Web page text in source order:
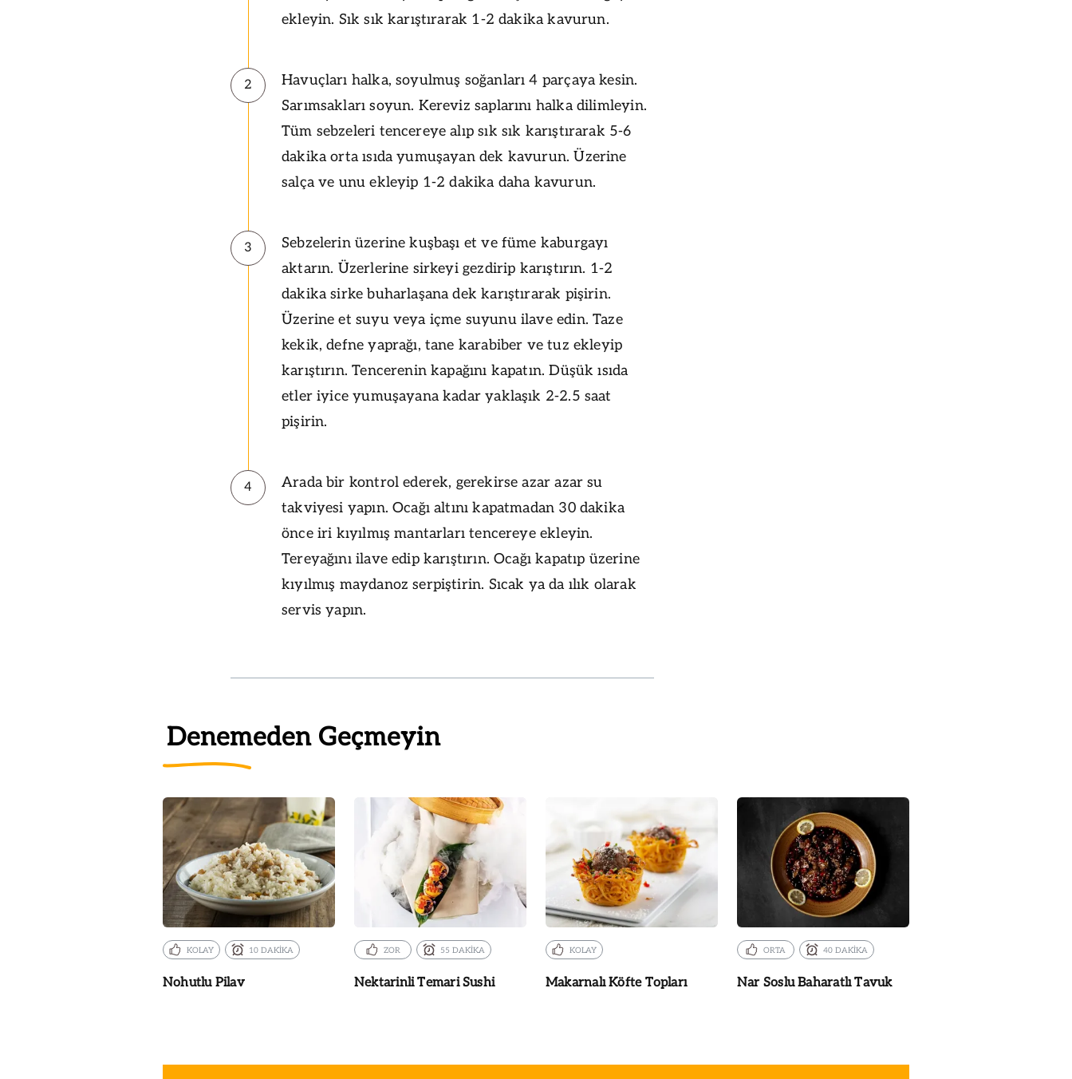
ekleyin. Sık sık karıştırarak 1-2 dakika kavurun.
2
Havuçları halka, soyulmuş soğanları 4 parçaya kesin.
Sarımsakları soyun. Kereviz saplarını halka dilimleyin.
Tüm sebzeleri tencereye alıp sık sık karıştırarak 5-6
dakika orta ısıda yumuşayan dek kavurun. Üzerine
salça ve unu ekleyip 1-2 dakika daha kavurun.
3
Sebzelerin üzerine kuşbaşı et ve füme kaburgayı
aktarın. Üzerlerine sirkeyi gezdirip karıştırın. 1-2
dakika sirke buharlaşana dek karıştırarak pişirin.
Üzerine et suyu veya içme suyunu ilave edin. Taze
kekik, defne yaprağı, tane karabiber ve tuz ekleyip
karıştırın. Tencerenin kapağını kapatın. Düşük ısıda
etler iyice yumuşayana kadar yaklaşık 2-2.5 saat
pişirin.
4
Arada bir kontrol ederek, gerekirse azar azar su
takviyesi yapın. Ocağı altını kapatmadan 30 dakika
önce iri kıyılmış mantarları tencereye ekleyin.
Tereyağını ilave edip karıştırın. Ocağı kapatıp üzerine
kıyılmış maydanoz serpiştirin. Sıcak ya da ılık olarak
servis yapın.
Denemeden Geçmeyin
KOLAY 10 DAKİKA
Nohutlu Pilav
ZOR 55 DAKİKA
Nektarinli Temari Sushi
KOLAY
Makarnalı Köfte Topları
ORTA 40 DAKİKA
Nar Soslu Baharatlı Tavuk